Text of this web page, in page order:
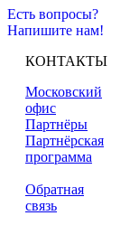
Есть вопросы?
Напишите нам!
КОНТАКТЫ
Московский
офис
Партнёры
Партнёрская
программа
Обратная
связь